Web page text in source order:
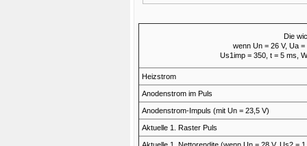
Die
wenn Un = 26 V, Ua
Us1imp = 350, t = 5 ms,
Heizstrom
Anodenstrom im Puls
Anodenstrom-Impuls (mit Un = 23,5 V)
Aktuelle 1. Raster Puls
Aktuelle 1. Nettorendite (wenn Un = 28 V, Us2 =